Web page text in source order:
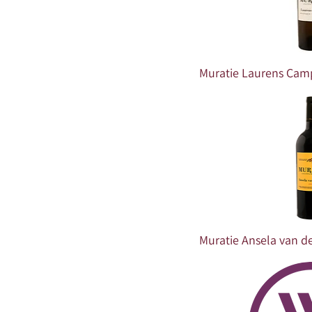
Muratie Laurens
Muratie Ansela van